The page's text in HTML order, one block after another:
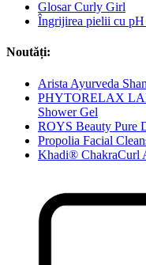
Glosar Curly Girl
Îngrijirea pielii cu pH
Noutăți:
Arista Ayurveda
PHYTORELAX
Shower Gel
ROYS Beauty Pure
Propolia Facial
Khadi® ChakraCurl